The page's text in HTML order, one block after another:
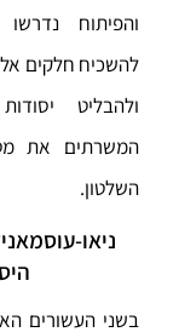
והפיתוח
להשכיח חלקים
ולהבליט
המשרתים את
השלטון.
ניאו-
בשני העשורים